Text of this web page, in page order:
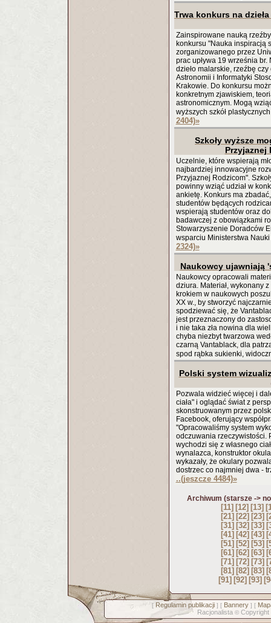
Trwa konkurs na
Zainspirowane nauką
konkursu "Nauka inspiracją
zorganizowanego przez
prac upływa 19 września br.
dzieło malarskie, rzeźbę czy
Astronomii i Informatyki
Krakowie. Do konkursu
konkretnym zjawiskiem,
astronomicznym. Mogą
wyższych szkół
2404)»
Szkoły wyższe
Przyjaznej
Uczelnie, które wspierają
najbardziej innowacyjne
Przyjaznej Rodzicom".
powinny wziąć udział w
ankietę. Konkurs ma
studentów będących
wspierają studentów oraz
badawczej z obowiązkami
Stowarzyszenie Doradców
wsparciu Ministerstwa
2324)»
Naukowcy ujawniają
Naukowcy opracowali
dziura. Materiał, wykonany
krokiem w naukowych
XX w., by stworzyć
spodziewać się, że
jest przeznaczony do
i nie taka zła nowina dla
chyba niezbyt twarzowa
czarną Vantablack, dla
spod rąbka sukienki,
Polski system
Pozwala widzieć więcej i
ciała" i oglądać świat z
skonstruowanym przez
Facebook, oferujący
"Opracowaliśmy system
odczuwania rzeczywistości.
wychodzi się z własnego
wynalazca, konstruktor
wykazały, że okulary
dostrzec co najmniej dwa -
..(jeszcze 4484)»
Archiwum (starsze ->
[11] [12] [13]
[21] [22] [23]
[31] [32] [33]
[41] [42] [43]
[51] [52] [53]
[61] [62] [63]
[71] [72] [73]
[81] [82] [83]
[91] [92] [93]
[ Regulamin publikacji] [ Bannery] [
Racjonalista © Copyright